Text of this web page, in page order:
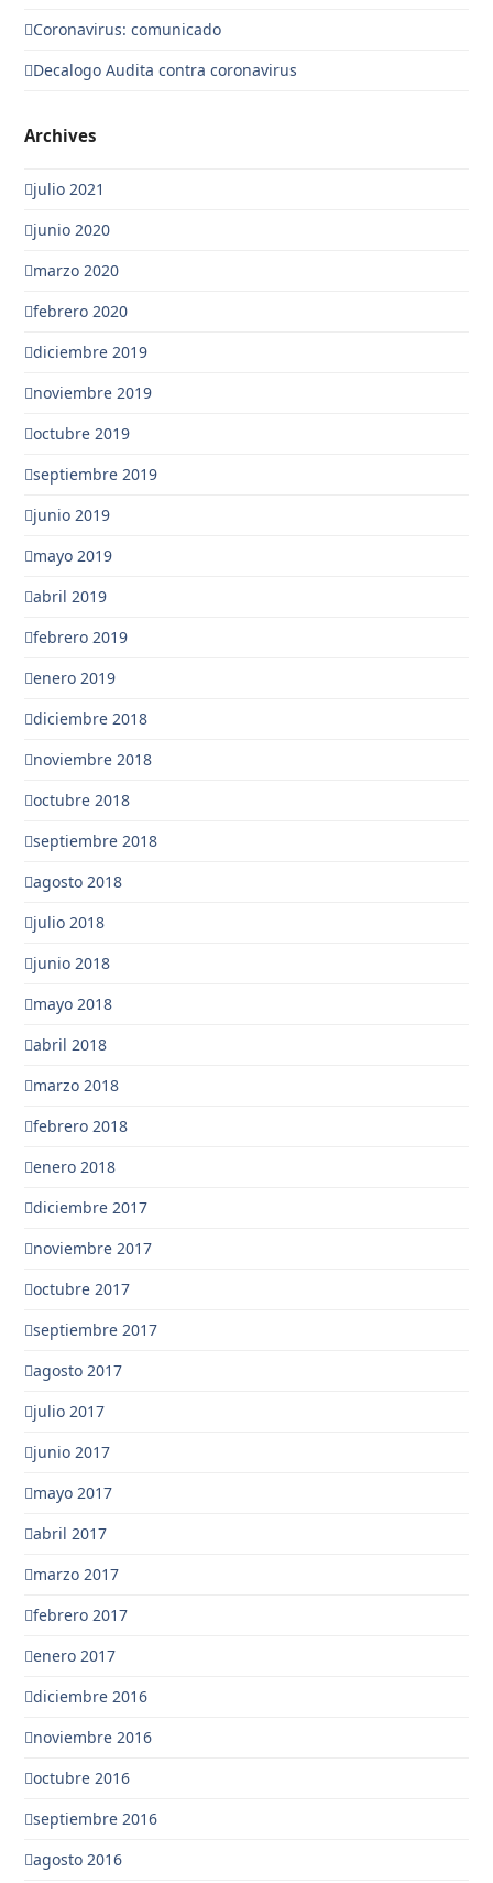
Coronavirus: comunicado
Decalogo Audita contra coronavirus
Archives
julio 2021
junio 2020
marzo 2020
febrero 2020
diciembre 2019
noviembre 2019
octubre 2019
septiembre 2019
junio 2019
mayo 2019
abril 2019
febrero 2019
enero 2019
diciembre 2018
noviembre 2018
octubre 2018
septiembre 2018
agosto 2018
julio 2018
junio 2018
mayo 2018
abril 2018
marzo 2018
febrero 2018
enero 2018
diciembre 2017
noviembre 2017
octubre 2017
septiembre 2017
agosto 2017
julio 2017
junio 2017
mayo 2017
abril 2017
marzo 2017
febrero 2017
enero 2017
diciembre 2016
noviembre 2016
octubre 2016
septiembre 2016
agosto 2016